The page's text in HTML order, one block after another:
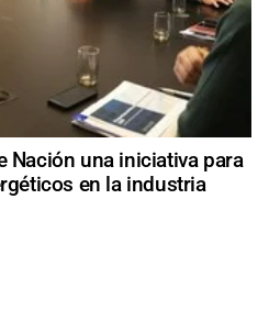
Nación una iniciativa para
en la industria